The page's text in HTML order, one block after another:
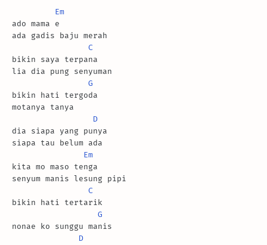
Em
ado mama e
ada gadis baju merah
C
bikin saya terpana
lia dia pung senyuman
G
bikin hati tergoda
motanya tanya
D
dia siapa yang punya
siapa tau belum ada
Em
kita mo maso tenga
senyum manis lesung pipi
C
bikin hati tertarik
G
nonae ko sunggu manis
D